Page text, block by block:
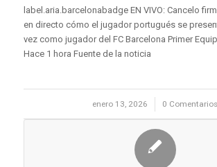
label.aria.barcelonabadge EN VIVO: Cancelo
en directo cómo el jugador portugués se
vez como jugador del FC Barcelona Primer
Hace 1 hora Fuente de la noticia
enero 13, 2026
/ 0 Comentarios